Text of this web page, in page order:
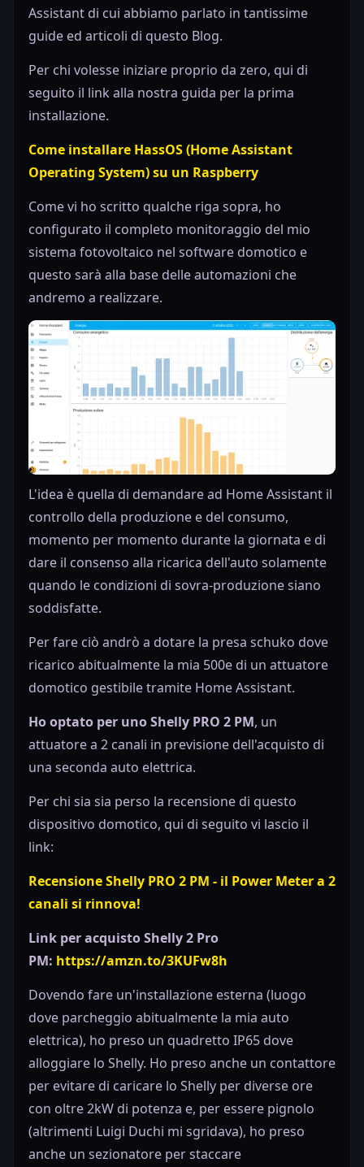
Assistant di cui abbiamo parlato in tantissime
guide ed articoli di questo Blog.
Per chi volesse iniziare proprio da zero, qui di
seguito il link alla nostra guida per la prima
installazione.
Come installare HassOS (Home Assistant
Operating System) su un Raspberry
Come vi ho scritto qualche riga sopra, ho
configurato il completo monitoraggio del mio
sistema fotovoltaico nel software domotico e
questo sarà alla base delle automazioni che
andremo a realizzare.
L'idea è quella di demandare ad Home Assistant il
controllo della produzione e del consumo,
momento per momento durante la giornata e di
dare il consenso alla ricarica dell'auto solamente
quando le condizioni di sovra-produzione siano
soddisfatte.
Per fare ciò andrò a dotare la presa schuko dove
ricarico abitualmente la mia 500e di un attuatore
domotico gestibile tramite Home Assistant.
Ho optato per uno Shelly PRO 2 PM, un
attuatore a 2 canali in previsione dell'acquisto di
una seconda auto elettrica.
Per chi sia sia perso la recensione di questo
dispositivo domotico, qui di seguito vi lascio il
link:
Recensione Shelly PRO 2 PM - il Power Meter a 2
canali si rinnova!
Link per acquisto Shelly 2 Pro
PM: https://amzn.to/3KUFw8h
Dovendo fare un'installazione esterna (luogo
dove parcheggio abitualmente la mia auto
elettrica), ho preso un quadretto IP65 dove
alloggiare lo Shelly. Ho preso anche un contattore
per evitare di caricare lo Shelly per diverse ore
con oltre 2kW di potenza e, per essere pignolo
(altrimenti Luigi Duchi mi sgridava), ho preso
anche un sezionatore per staccare